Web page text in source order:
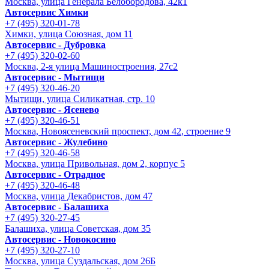
Автосервис Химки
+7 (495) 320-01-78
Химки, улица Союзная, дом 11
Автосервис - Дубровка
+7 (495) 320-02-60
Москва, 2-я улица Машиностроения, 27с2
Автосервис - Мытищи
+7 (495) 320-46-20
Мытищи, улица Силикатная, стр. 10
Автосервис - Ясенево
+7 (495) 320-46-51
Москва, Новоясеневский проспект, дом 42, строение 9
Автосервис - Жулебино
+7 (495) 320-46-58
Москва, улица Привольная, дом 2, корпус 5
Автосервис - Отрадное
+7 (495) 320-46-48
Москва, улица Декабристов, дом 47
Автосервис - Балашиха
+7 (495) 320-27-45
Балашиха, улица Советская, дом 35
Автосервис - Новокосино
+7 (495) 320-27-10
Москва, улица Суздальская, дом 26Б